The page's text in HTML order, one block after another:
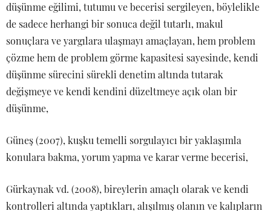
düşünme eğilimi, tutumu ve becerisi sergileyen, böylelikle
de sadece herhangi bir sonuca değil tutarlı, makul
sonuçlara ve yargılara ulaşmayı amaçlayan, hem problem
çözme hem de problem görme kapasitesi sayesinde, kendi
düşünme sürecini sürekli denetim altında tutarak
değişmeye ve kendi kendini düzeltmeye açık olan bir
düşünme,
Güneş (2007), kuşku temelli sorgulayıcı bir yaklaşımla
konulara bakma, yorum yapma ve karar verme becerisi,
Gürkaynak vd. (2008), bireylerin amaçlı olarak ve kendi
kontrolleri altında yaptıkları, alışılmış olanın ve kalıpların